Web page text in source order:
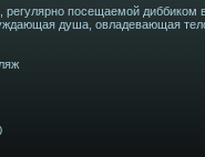
регулярно посещаемой
душа, овладевающая